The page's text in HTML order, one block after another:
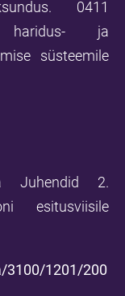
0411
haridus- ja
süsteemile
Juhendid 2.
esitusviisile
3100/1201/200